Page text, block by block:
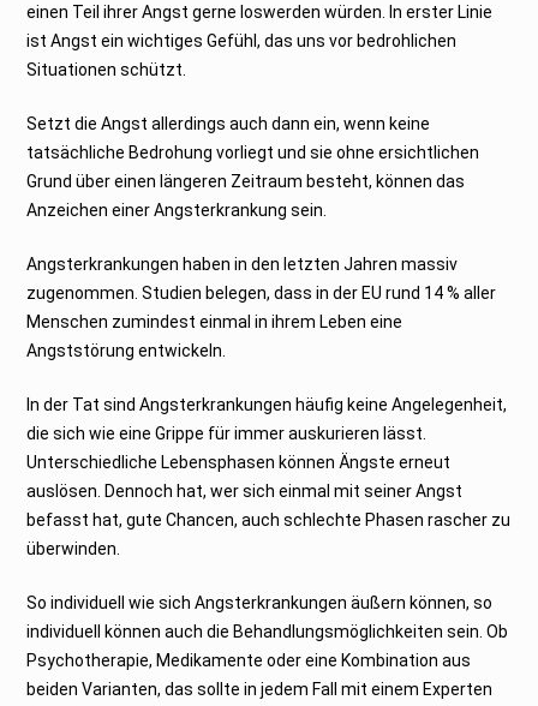
s
2
2
einen Teil ihrer Angst gerne loswerden würden. In erster Linie
ist Angst ein wichtiges Gefühl, das uns vor bedrohlichen
Situationen schützt.
Setzt die Angst allerdings auch dann ein, wenn keine
tatsächliche Bedrohung vorliegt und sie ohne ersichtlichen
Grund über einen längeren Zeitraum besteht, können das
Anzeichen einer Angsterkrankung sein.
Angsterkrankungen haben in den letzten Jahren massiv
zugenommen. Studien belegen, dass in der EU rund 14 % aller
Menschen zumindest einmal in ihrem Leben eine
Angststörung entwickeln.
In der Tat sind Angsterkrankungen häufig keine Angelegenheit,
die sich wie eine Grippe für immer auskurieren lässt.
Unterschiedliche Lebensphasen können Ängste erneut
auslösen. Dennoch hat, wer sich einmal mit seiner Angst
befasst hat, gute Chancen, auch schlechte Phasen rascher zu
überwinden.
So individuell wie sich Angsterkrankungen äußern können, so
individuell können auch die Behandlungsmöglichkeiten sein. Ob
Psychotherapie, Medikamente oder eine Kombination aus
beiden Varianten, das sollte in jedem Fall mit einem Experten